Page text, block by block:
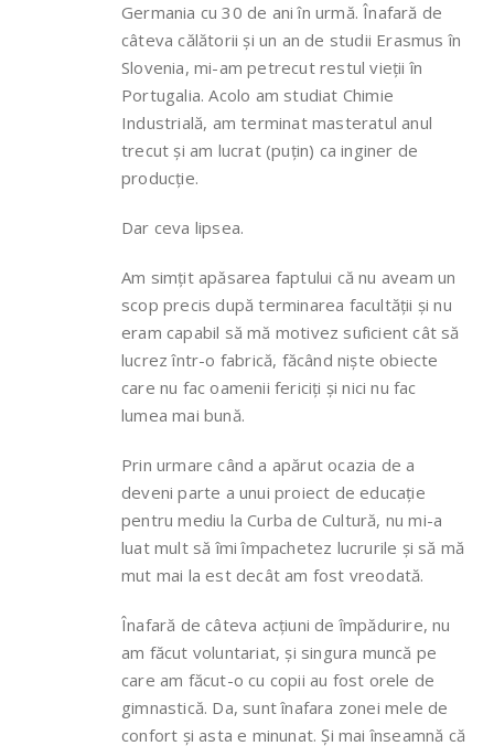
Germania cu 30 de ani în urmă. Înafară de
câteva călătorii și un an de studii Erasmus în
Slovenia, mi-am petrecut restul vieții în
Portugalia. Acolo am studiat Chimie
Industrială, am terminat masteratul anul
trecut și am lucrat (puțin) ca inginer de
producție.
Dar ceva lipsea.
Am simțit apăsarea faptului că nu aveam un
scop precis după terminarea facultății și nu
eram capabil să mă motivez suficient cât să
lucrez într-o fabrică, făcând niște obiecte
care nu fac oamenii fericiți și nici nu fac
lumea mai bună.
Prin urmare când a apărut ocazia de a
deveni parte a unui proiect de educație
pentru mediu la Curba de Cultură, nu mi-a
luat mult să îmi împachetez lucrurile și să mă
mut mai la est decât am fost vreodată.
Înafară de câteva acțiuni de împădurire, nu
am făcut voluntariat, și singura muncă pe
care am făcut-o cu copii au fost orele de
gimnastică. Da, sunt înafara zonei mele de
confort și asta e minunat. Și mai înseamnă că